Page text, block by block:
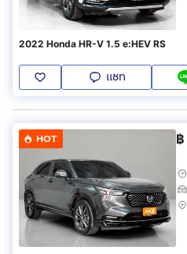
2022 Honda HR-V 1.5 e:HEV RS
แชท
HOT ฿